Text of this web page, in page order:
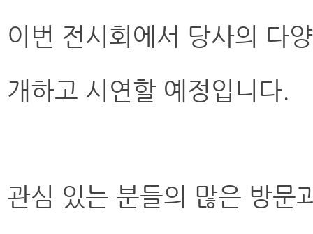
이번 전시회에서 당사의 다
개하고 시연할 예정입니다.
관심 있는 분들의 많은 방문